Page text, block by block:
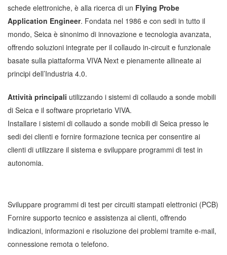
South Africa
schede elettroniche, è alla ricerca di un Flying Probe
Application Engineer. Fondata nel 1986 e con sedi in tutto il
mondo, Seica è sinonimo di innovazione e tecnologia avanzata,
offrendo soluzioni integrate per il collaudo in-circuit e funzionale
basate sulla piattaforma VIVA Next e pienamente allineate ai
principi dell’Industria 4.0.
Attività principali utilizzando i sistemi di collaudo a sonde mobili
di Seica e il software proprietario VIVA.
Installare i sistemi di collaudo a sonde mobili di Seica presso le
sedi dei clienti e fornire formazione tecnica per consentire ai
clienti di utilizzare il sistema e sviluppare programmi di test in
autonomia.
Sviluppare programmi di test per circuiti stampati elettronici (PCB)
​​Fornire supporto tecnico e assistenza ai clienti, offrendo
indicazioni, informazioni e risoluzione dei problemi tramite e-mail,
connessione remota o telefono.